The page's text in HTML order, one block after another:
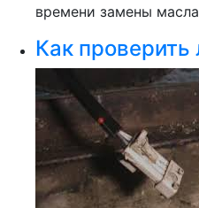
времени замены масла
Как